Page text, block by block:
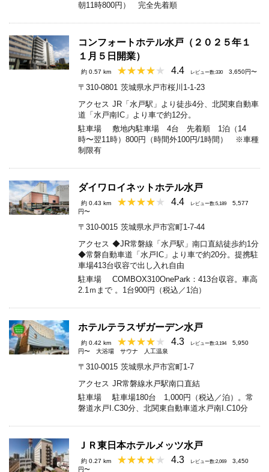
朝11時800円） 完全先着順
コンフォートホテル水戸（２０２５年１
１月５日開業）
約 0.57 km 4.4 レビュー数:330 3,650円〜
〒310-0801 茨城県水戸市桜川1-1-23
アクセス JR「水戸駅」より徒歩4分、北関東自動車
道「水戸南IC」より車で約12分。
駐車場
敷地内駐車場 4台 先着順 1泊（14
時〜翌11時）800円（時間外100円/1時間） ※車種
制限有
ダイワロイネットホテル水戸
約 0.43 km 4.4 レビュー数:5,189
5,577
円〜
〒310-0015 茨城県水戸市宮町1-7-44
アクセス ◆JR常磐線「水戸駅」南口直結徒歩約1分
◆常磐自動車道「水戸IC」より車で約20分。提携駐
車場413台収容で出し入れ自由
駐車場
COMBOX310OnePark：413台収容。車高
2.1ｍまで 。1台900円（税込／1泊）
ホテルテラスザガーデン水戸
約 0.42 km 4.3 レビュー数:3,194
5,950
円〜
大浴場 サウナ 人工温泉
〒310-0015 茨城県水戸市宮町1-7
アクセス JR常磐線水戸駅南口直結
駐車場
駐車場180台 1,000円（税込／泊）。常
磐道水戸I.C30分、北関東自動車道水戸南I.C10分
ＪＲ東日本ホテルメッツ水戸
約 0.27 km 4.3 レビュー数:2,069
3,450
円〜